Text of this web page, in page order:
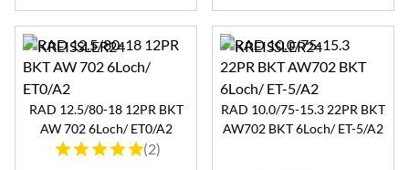
RAD 12.5/80-18 12PR BKT
AW 702 6Loch/ ET0/A2
Bewertung: 5 von 5 (2 Bewertungen)
(2)
RAD 10.0/75-15.3 22PR BKT
AW702 BKT 6Loch/ ET-5/A2